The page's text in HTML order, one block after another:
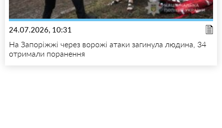
24.07.2026, 10:31
На Запоріжжі через ворожі атаки загинула людина, 34
отримали поранення